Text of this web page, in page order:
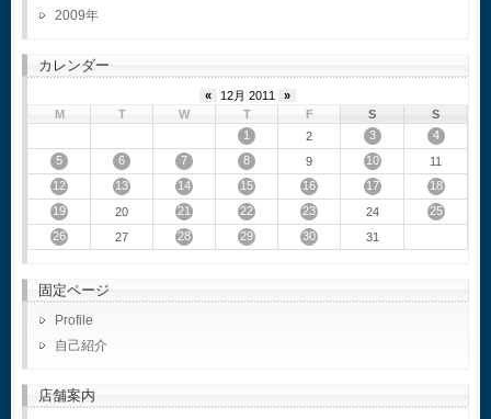
2009
カレンダー
« 12月 2011
»
M
T W T F S
S
1
2 3
4
5
6 7 8 9 10
11
12
13 14 15 16 17
18
19
20 21 22 23 24
25
26
27 28 29 30 31
固定ページ
Profile
自己紹介
店舗案内